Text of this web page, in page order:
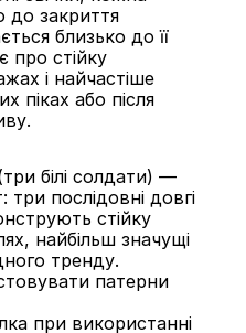
до закриття
близько до її
про стійку
і найчастіше
піках або після
білі солдати) —
три послідовні довгі
стійку
найбільш значущі
тренду.
патерни
при використанні